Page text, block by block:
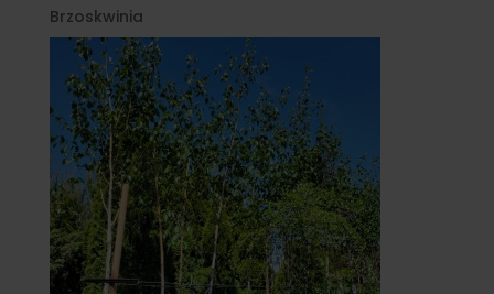
Brzoskwinia